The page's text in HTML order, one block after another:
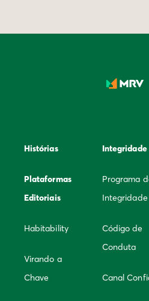
Histórias
Plataformas
Editoriais
Habitability
Virando a
Chave
Integridade
Programa
Integridade
Código de
Conduta
Canal